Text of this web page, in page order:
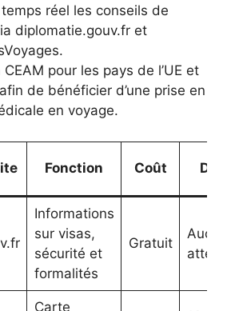
réel les conseils de
diplomatie.gouv.fr et
pour les pays de l’UE et
de bénéficier d’une prise en
en voyage.
Fonction Coût
Informations
sur visas,
sécurité et
formalités
Gratuit
Carte